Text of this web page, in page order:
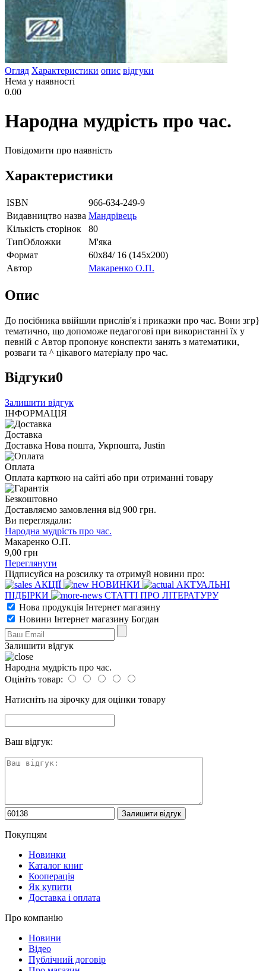
Огляд Характеристики опис відгуки
Нема у наявності
0.00
Народна мудрість про час.
Повідомити про наявність
Характеристики
ISBN
966-634-249-9
Видавництво назва Мандрівець
Кількість сторінок
80
ТипОбложки
М'яка
Формат
60х84/ 16 (145х200)
Автор
Макаренко О.П.
Опис
До посібника ввійшли прислів'я і приказки про час. Вони згр}
тематично, що допоможе педагогові при використанні їх у
певній с Автор пропонує конспекти занять з математики,
розваги та ^ цікавого матеріалу про час.
Відгуки0
Залишити відгук
ІНФОРМАЦІЯ
Доставка
Доставка Нова пошта, Укрпошта, Justin
Оплата
Оплата карткою на сайті або при отриманні товару
Безкоштовно
Доставляємо замовлення від 900 грн.
Ви переглядали:
Народна мудрість про час.
Макаренко О.П.
9,00 грн
Переглянути
Підписуйся на розсилку та отримуй новини про:
АКЦІЇ
НОВИНКИ
АКТУАЛЬНІ
ПІДБІРКИ
СТАТТІ ПРО ЛІТЕРАТУРУ
Нова продукція Інтернет магазину
Новини Інтернет магазину Богдан
Залишити відгук
Народна мудрість про час.
Оцініть товар:
Натисніть на зірочку для оцінки товару
Ваш відгук:
Покупцям
Новинки
Каталог книг
Кооперація
Як купити
Доставка і оплата
Про компанію
Новини
Відео
Публічний договір